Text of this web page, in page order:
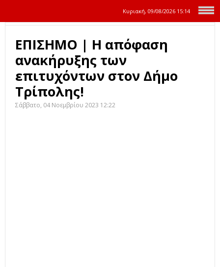
Κυριακή, 09/08/2026 15:14
ΕΠΙΣΗΜΟ | Η απόφαση
ανακήρυξης των
επιτυχόντων στον Δήμο
Τρίπολης!
Σάββατο, 04 Νοεμβρίου 2023 12:22